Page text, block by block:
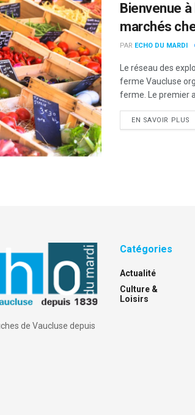
Bienvenue
marchés
PAR ECHO DU MARDI
Le réseau des
ferme Vaucluse
ferme. Le premier
EN SAVOIR PLUS
de Vaucluse depuis
Catégories
Actualité
Culture &
Loisirs